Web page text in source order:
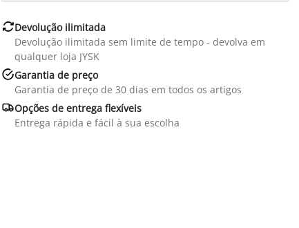
Devolução ilimitada
Devolução ilimitada sem limite de tempo - devolva em
qualquer loja JYSK
Garantia de preço
Garantia de preço de 30 dias em todos os artigos
Opções de entrega flexíveis
Entrega rápida e fácil à sua escolha